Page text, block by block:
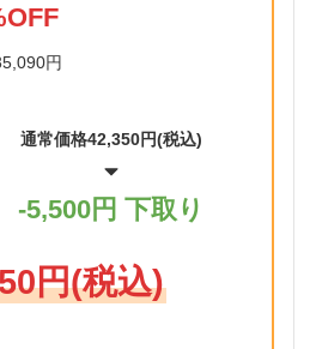
円
通常価格42,350円(税込)
-5,500円 下取り
円(税込)